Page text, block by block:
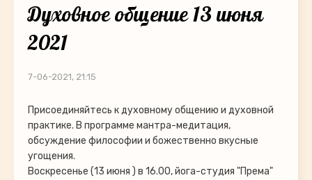
Духовное общение 13 июня
2021
7-06-2021, 21:15
Присоединяйтесь к духовному общению и духовной
практике. В программе мантра-медитация,
обсуждение философии и божественно вкусные
угощения.
Воскресенье (13 июня ) в 16.00, йога-студия "Према"